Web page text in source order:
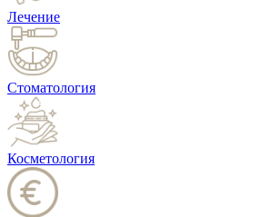
Лечение
Стоматология
Косметология